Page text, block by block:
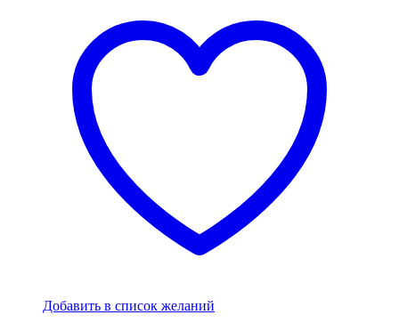
Добавить в список желаний